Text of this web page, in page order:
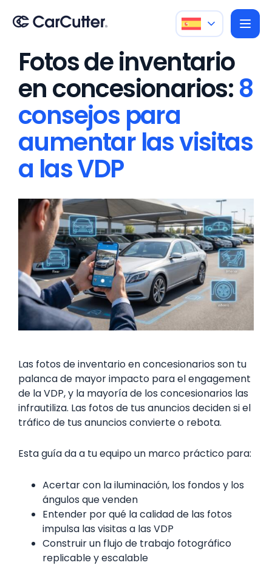
Fotos de inventario
en concesionarios:8
consejos para
aumentar las visitas
a las VDP
Las fotos de inventario en concesionarios son tu
palanca de mayor impacto para el engagement
de la VDP, y la mayoría de los concesionarios las
infrautiliza. Las fotos de tus anuncios deciden si el
tráfico de tus anuncios convierte o rebota.
Esta guía da a tu equipo un marco práctico para:
Acertar con la iluminación, los fondos y los
ángulos que venden
Entender por qué la calidad de las fotos
impulsa las visitas a las VDP
Construir un flujo de trabajo fotográfico
replicable y escalable